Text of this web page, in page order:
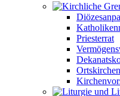
Priesterrat